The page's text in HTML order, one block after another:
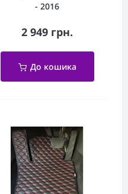
- 2016
2 949 грн.
До кошика